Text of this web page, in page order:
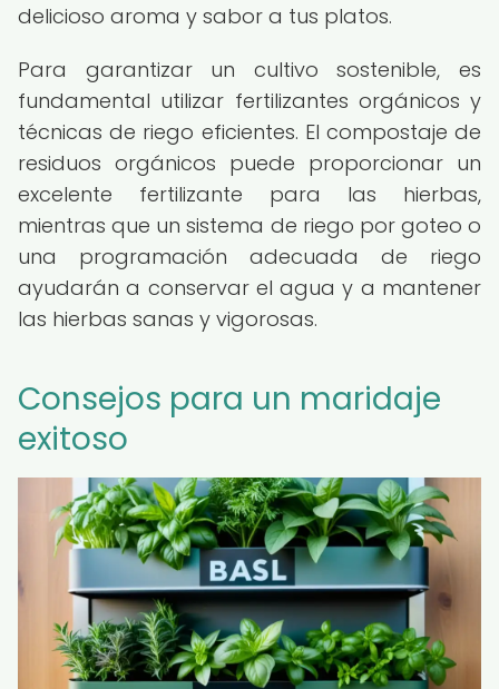
delicioso aroma y sabor a tus platos.
Para garantizar un cultivo sostenible, es
fundamental utilizar fertilizantes orgánicos y
técnicas de riego eficientes. El compostaje de
residuos orgánicos puede proporcionar un
excelente fertilizante para las hierbas,
mientras que un sistema de riego por goteo o
una programación adecuada de riego
ayudarán a conservar el agua y a mantener
las hierbas sanas y vigorosas.
Consejos para un maridaje
exitoso